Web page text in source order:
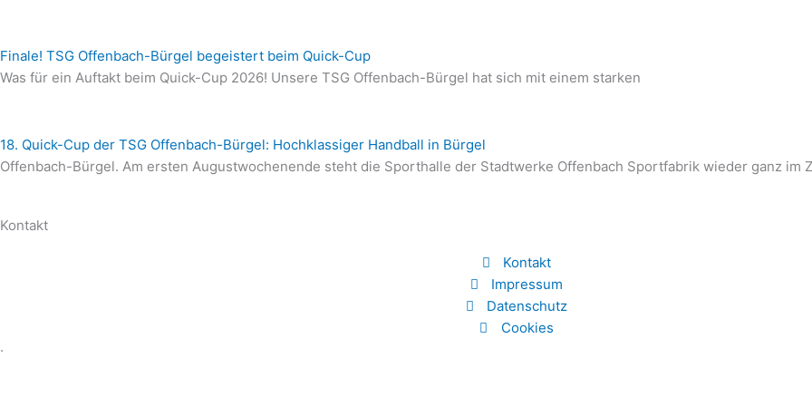
Finale! TSG Offenbach-Bürgel begeistert beim Quick-Cup
Was für ein Auftakt beim Quick-Cup 2026! Unsere TSG Offenbach-Bürgel hat sich mit einem starken
18. Quick-Cup der TSG Offenbach-Bürgel: Hochklassiger Handball in Bürgel
Offenbach-Bürgel. Am ersten Augustwochenende steht die Sporthalle der Stadtwerke Offenbach Sportfabrik wieder ganz im
Kontakt
Kontakt
Impressum
Datenschutz
Cookies
.